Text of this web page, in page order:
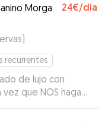
Morga
24€/día
)
recurrentes
de lujo con
que NOS haga